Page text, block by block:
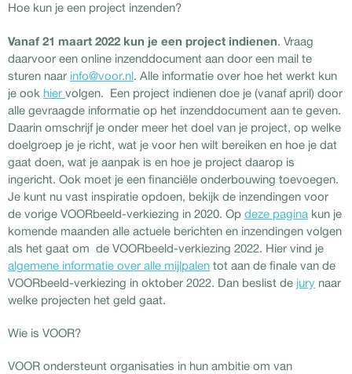
Hoe kun je een project inzenden?
Vanaf 21 maart 2022 kun je een project indienen. Vraag
daarvoor een online inzenddocument aan door een mail te
sturen naar info@voor.nl. Alle informatie over hoe het werkt kun
je ook hier volgen. Een project indienen doe je (vanaf april) door
alle gevraagde informatie op het inzenddocument aan te geven.
Daarin omschrijf je onder meer het doel van je project, op welke
doelgroep je je richt, wat je voor hen wilt bereiken en hoe je dat
gaat doen, wat je aanpak is en hoe je project daarop is
ingericht. Ook moet je een financiële onderbouwing toevoegen.
Je kunt nu vast inspiratie opdoen, bekijk de inzendingen voor
de vorige VOORbeeld-verkiezing in 2020. Op deze pagina kun je
komende maanden alle actuele berichten en inzendingen volgen
als het gaat om de VOORbeeld-verkiezing 2022. Hier vind je
algemene informatie over alle mijlpalen tot aan de finale van de
VOORbeeld-verkiezing in oktober 2022. Dan beslist de jury naar
welke projecten het geld gaat.
Wie is VOOR?
VOOR ondersteunt organisaties in hun ambitie om van